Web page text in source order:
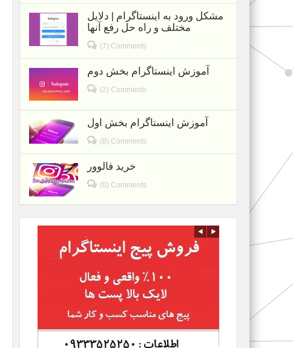
مشکل ورود به اینستاگرام | دلایل
مختلف و راه حل رفع آنها
(7) Comments
آموزش اینستاگرام بخش دوم
(2) Comments
آموزش اینستاگرام بخش اول
(8) Comments
خرید فالوور
(0) Comments